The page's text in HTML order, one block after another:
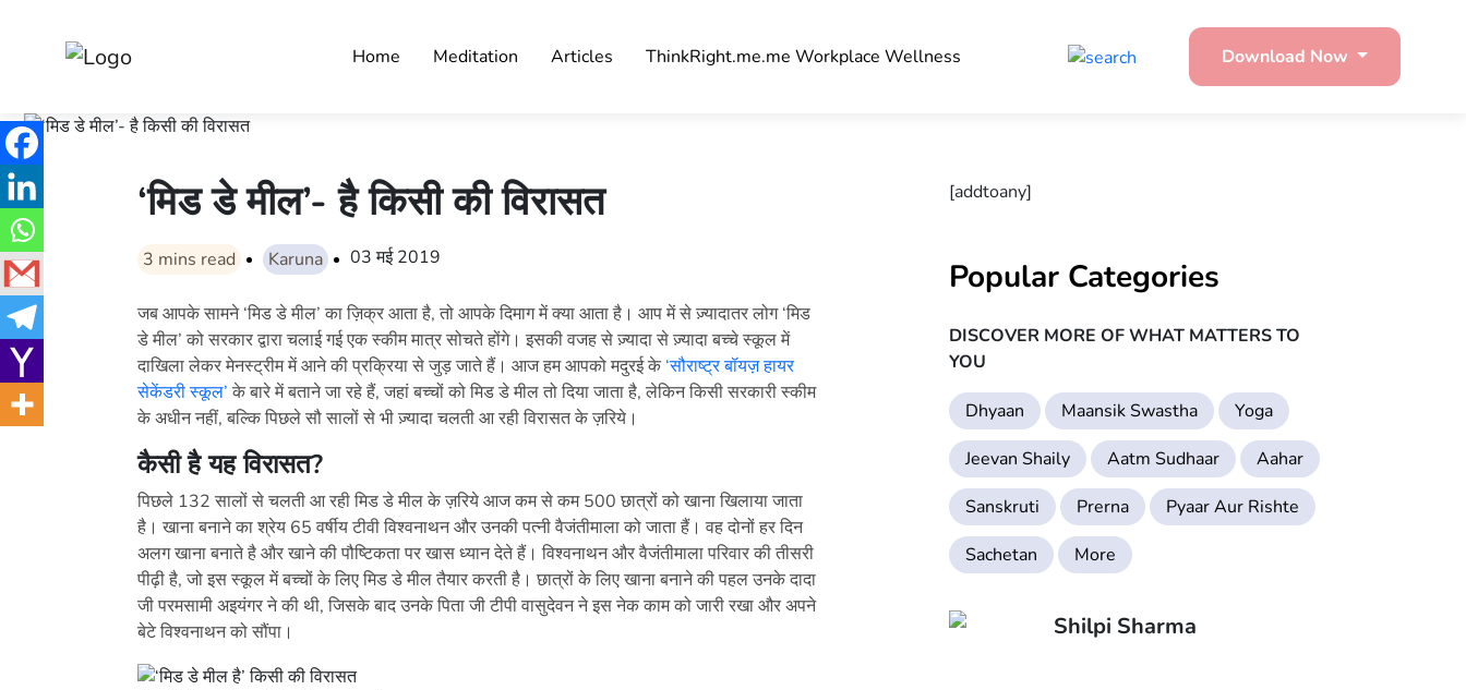
Home Meditation Articles ThinkRight.me.me Workplace Wellness Download Now
‘मिड डे मील’- है किसी की विरासत
3 mins read Karuna 03 मई 2019
जब आपके सामने ‘मिड डे मील’ का ज़िक्र आता है, तो आपके दिमाग में क्या आता है। आप में से ज़्यादातर लोग ‘मिड
डे मील’ को सरकार द्वारा चलाई गई एक स्कीम मात्र सोचते होंगे। इसकी वजह से ज़्यादा से ज़्यादा बच्चे स्कूल में
दाखिला लेकर मेनस्ट्रीम में आने की प्रक्रिया से जुड़ जाते हैं। आज हम आपको मदुरई के ‘सौराष्ट्र बॉयज़ हायर
सेकेंडरी स्कूल’ के बारे में बताने जा रहे हैं, जहां बच्चों को मिड डे मील तो दिया जाता है, लेकिन किसी सरकारी स्कीम
के अधीन नहीं, बल्कि पिछले सौ सालों से भी ज़्यादा चलती आ रही विरासत के ज़रिये।
कैसी है यह विरासत?
पिछले 132 सालों से चलती आ रही मिड डे मील के ज़रिये आज कम से कम 500 छात्रों को खाना खिलाया जाता
है। खाना बनाने का श्रेय 65 वर्षीय टीवी विश्वनाथन और उनकी पत्नी वैजंतीमाला को जाता हैं। वह दोनों हर दिन
अलग खाना बनाते है और खाने की पौष्टिकता पर खास ध्यान देते हैं। विश्वनाथन और वैजंतीमाला परिवार की तीसरी
पीढ़ी है, जो इस स्कूल में बच्चों के लिए मिड डे मील तैयार करती है। छात्रों के लिए खाना बनाने की पहल उनके दादा
जी परमसामी अइयंगर ने की थी, जिसके बाद उनके पिता जी टीपी वासुदेवन ने इस नेक काम को जारी रखा और अपने
बेटे विश्वनाथन को सौंपा।
[addtoany]
Popular Categories
DISCOVER MORE OF WHAT MATTERS TO
YOU
Dhyaan Maansik Swastha
Yoga
Jeevan Shaily
Aatm Sudhaar
Aahar
Sanskruti
Prerna
Pyaar Aur Rishte
Sachetan
More
Shilpi Sharma